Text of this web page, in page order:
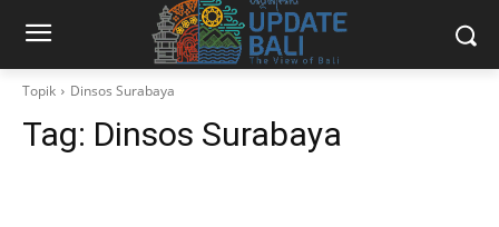
Topik Dinsos Surabaya
Tag: Dinsos Surabaya